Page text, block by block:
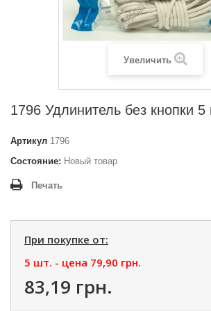
Увеличить
1796 Удлинитель без кнопки 5
Артикул 1796
Состояние: Новый товар
Печать
При покупке от:
5 шт. - цена 79,90 грн.
83,19 грн.